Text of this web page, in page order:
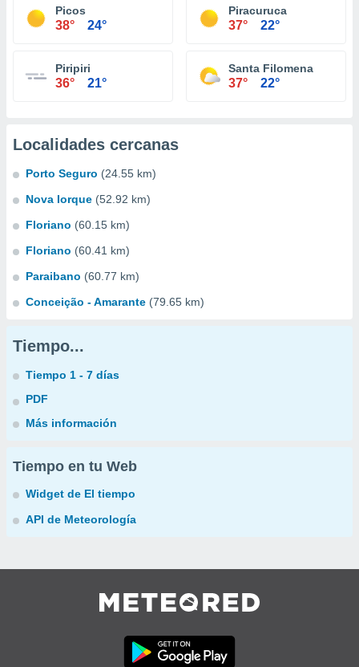
Picos
38° 24°
Piracuruca
37° 22°
Piripiri
36° 21°
Santa Filomena
37° 22°
Localidades cercanas
Porto Seguro (24.55 km)
Nova Iorque (52.92 km)
Floriano (60.15 km)
Floriano (60.41 km)
Paraibano (60.77 km)
Conceição - Amarante (79.65 km)
Tiempo...
Tiempo 1 - 7 días
PDF
Más información
Tiempo en tu Web
Widget de El tiempo
API de Meteorología